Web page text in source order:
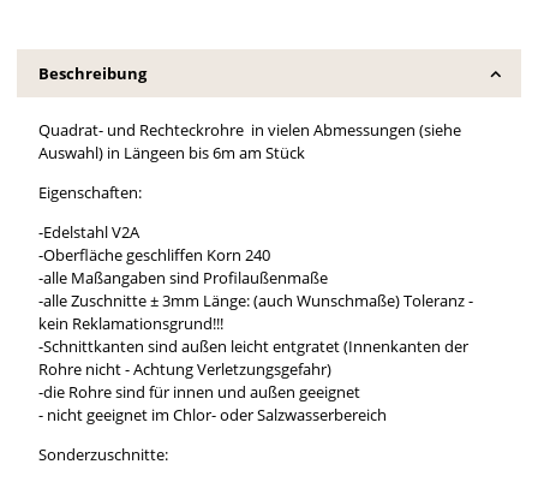
Beschreibung
Quadrat- und Rechteckrohre in vielen Abmessungen (siehe
Auswahl) in Längeen bis 6m am Stück
Eigenschaften:
-Edelstahl V2A
-Oberfläche geschliffen Korn 240
-alle Maßangaben sind Profilaußenmaße
-alle Zuschnitte ± 3mm Länge: (auch Wunschmaße) Toleranz -
kein Reklamationsgrund!!!
-Schnittkanten sind außen leicht entgratet (Innenkanten der
Rohre nicht - Achtung Verletzungsgefahr)
-die Rohre sind für innen und außen geeignet
- nicht geeignet im Chlor- oder Salzwasserbereich
Sonderzuschnitte: